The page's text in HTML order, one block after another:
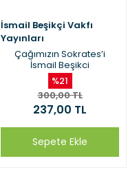
İsmail Beşikçi Vakfı
Yayınları
Çağımızın Sokrates’i
İsmail Beşikci
%21
300,00 TL
237,00 TL
Sepete Ekle